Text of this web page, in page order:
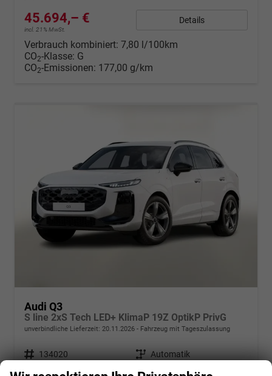
45.694,– €
incl. 21% MwSt.
Details
Verbrauch kombiniert: 7,80 l/100km
CO2-Klasse: G
CO2-Emissionen: 177,00 g/km
Audi Q3
S line 2xS Tech LED+ KlimaP 19Z OptikP PrivG
unverbindliche Lieferzeit: 20.11.2026 Fahrzeug mit Tageszulassung
Fahrzeugnr. 134020 Getriebe Automatik